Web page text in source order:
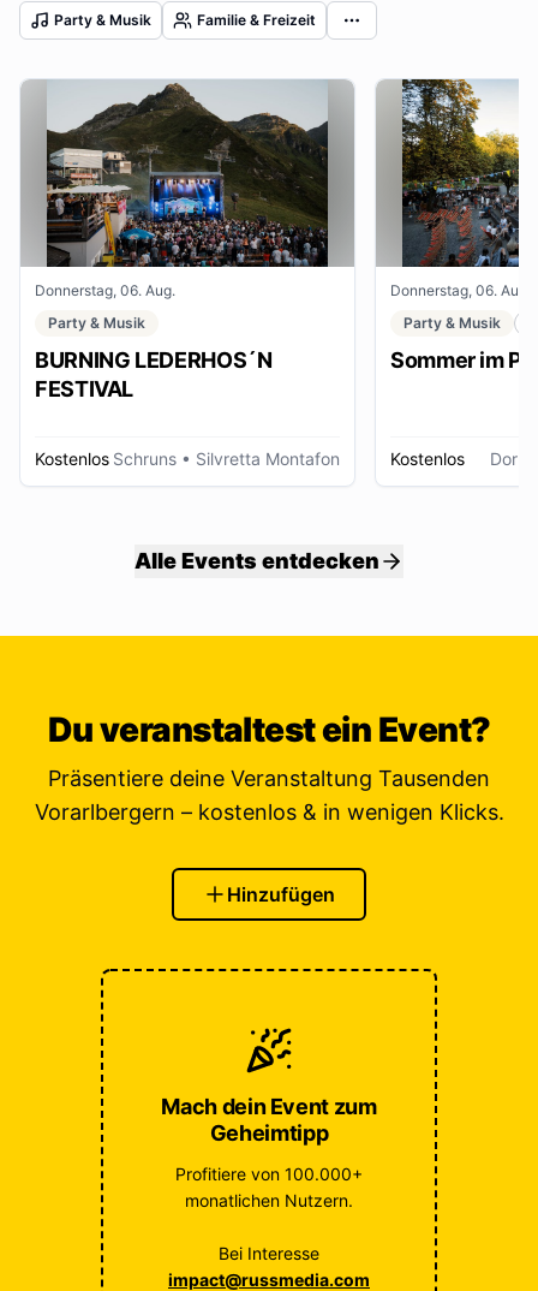
Party & Musik Familie & Freizeit
Donnerstag, 06. Aug.
Party & Musik
BURNING LEDERHOS´N
FESTIVAL
Kostenlos Schruns • Silvretta Montafon
Donnerstag, 06. Aug.
Party & Musik
Sommer im
Kostenlos
Alle Events entdecken
Du veranstaltest ein Event?
Präsentiere deine Veranstaltung Tausenden
Vorarlbergern – kostenlos & in wenigen Klicks.
Hinzufügen
Mach dein Event zum
Geheimtipp
Profitiere von 100.000+
monatlichen Nutzern.
Bei Interesse
impact@russmedia.com